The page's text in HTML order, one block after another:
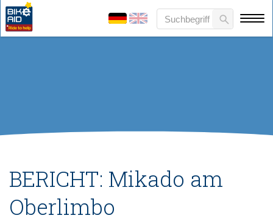
BERICHT: Mikado am
Oberlimbo